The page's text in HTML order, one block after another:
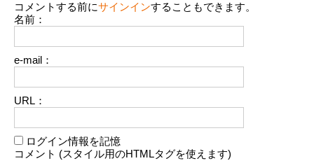
コメントする前にサインインすることもできます。
名前：
e-mail：
URL：
ログイン情報を記憶
コメント (スタイル用のHTMLタグを使えます)